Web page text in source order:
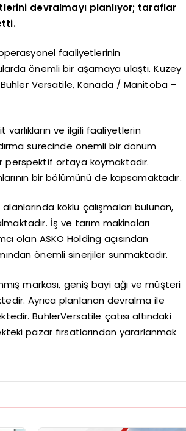
devralmayı planlıyor; taraflar
operasyonel faaliyetlerinin
önemli bir aşamaya ulaştı. Kuzey
Versatile, Kanada / Manitoba –
varlıkların ve ilgili faaliyetlerin
sürecinde önemli bir dönüm
perspektif ortaya koymaktadır.
bir bölümünü de kapsamaktadır.
köklü çalışmaları bulunan,
İş ve tarım makinaları
olan ASKO Holding açısından
önemli sinerjiler sunmaktadır.
markası, geniş bayi ağı ve müşteri
Ayrıca planlanan devralma ile
BuhlerVersatile çatısı altındaki
pazar fırsatlarından yararlanmak